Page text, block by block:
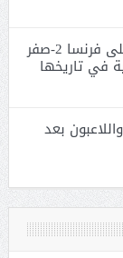
مونديال 2026: إسبانيا تتغلب على فرنسا 2-صفر
في تاريخها
بعد